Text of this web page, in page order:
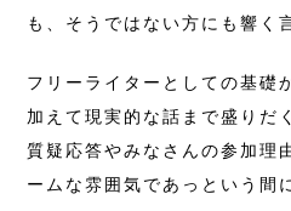
も、そうではない方にも響く
フリーライターとしての基礎
加えて現実的な話まで盛りだ
質疑応答やみなさんの参加理
ームな雰囲気であっという間